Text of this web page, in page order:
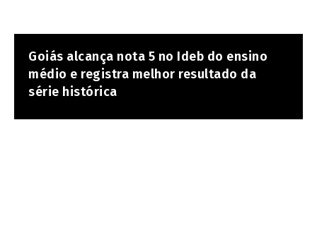
Goiás alcança nota 5 no Ideb do ensino
médio e registra melhor resultado da
série histórica